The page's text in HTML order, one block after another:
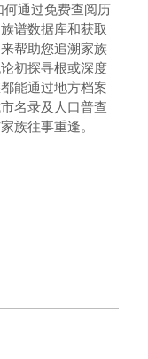
何通过免费查阅历
谱数据库和获取
帮助您追溯家族
初探寻根或深度
能通过地方档案
名录及人口普查
族往事重逢。